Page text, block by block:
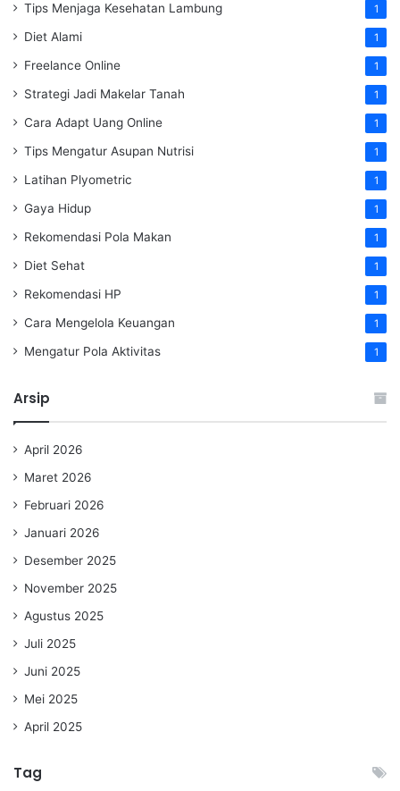
Tips Menjaga Kesehatan Lambung 1
Diet Alami 1
Freelance Online 1
Strategi Jadi Makelar Tanah 1
Cara Adapt Uang Online 1
Tips Mengatur Asupan Nutrisi 1
Latihan Plyometric 1
Gaya Hidup 1
Rekomendasi Pola Makan 1
Diet Sehat 1
Rekomendasi HP 1
Cara Mengelola Keuangan 1
Mengatur Pola Aktivitas 1
Arsip
April 2026
Maret 2026
Februari 2026
Januari 2026
Desember 2025
November 2025
Agustus 2025
Juli 2025
Juni 2025
Mei 2025
April 2025
Tag